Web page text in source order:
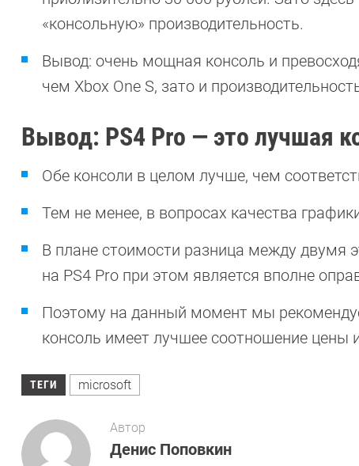
«консольную» производительность.
Вывод: очень мощная консоль и
чем Xbox One S, зато и
Вывод: PS4 Pro — это лучшая
Обе консоли в целом лучше, чем
Тем не менее, в вопросах качества
В плане стоимости разница между двумя
на PS4 Pro при этом является вполне
Поэтому на данный момент мы
консоль имеет лучшее соотношение цены
ТЕГИ microsoft
Автор
Денис Поповкин